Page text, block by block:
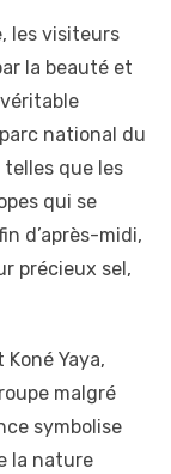
les visiteurs
la beauté et
national du
telles que les
qui se
d’après-midi,
précieux sel,
Yaya,
malgré
symbolise
la nature